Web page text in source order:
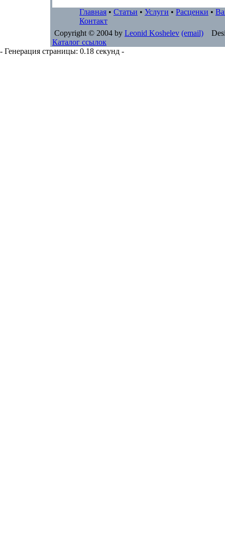
Главная • Статьи • Услуги • Расценки •
Контакт
Copyright © 2004 by Leonid Koshelev (email)
Каталог ссылок
- Генерация страницы: 0.18 секунд -